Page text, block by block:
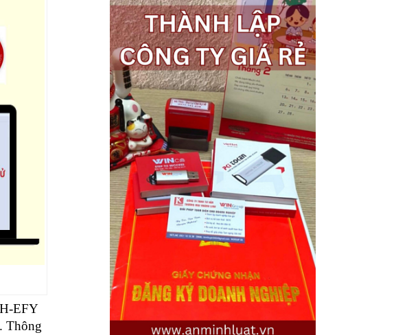
EFY
Thông